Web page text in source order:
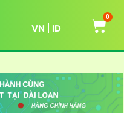
VN ID
0